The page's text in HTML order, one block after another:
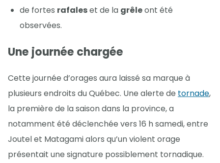
de fortes rafaleset de la grêleont été
observées.
Une journée chargée
Cette journée d’orages aura laissé sa marque à
plusieurs endroits du Québec. Une alerte de tornade,
la première de la saison dans la province, a
notamment été déclenchée vers 16 h samedi, entre
Joutel et Matagami alors qu’un violent orage
présentait une signature possiblement tornadique.